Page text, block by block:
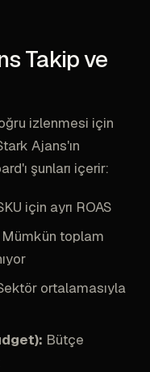
Takip ve
izlenmesi için
Ajans'ın
şunları içerir:
için ayrı ROAS
Mümkün toplam
ortalamasıyla
Bütçe